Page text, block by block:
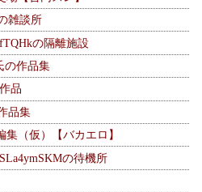
雑談所
の隔離施設
の作品集
品
品集
集（仮）【バカエロ】
の待機所